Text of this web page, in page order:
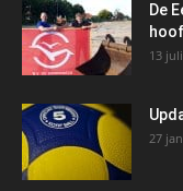
De
13
27